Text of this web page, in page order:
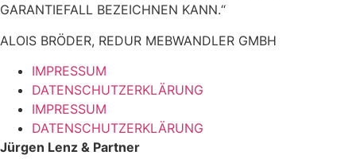
GARANTIEFALL BEZEICHNEN KANN.“
ALOIS BRÖDER, REDUR MEBWANDLER GMBH
IMPRESSUM
DATENSCHUTZERKLÄRUNG
IMPRESSUM
DATENSCHUTZERKLÄRUNG
Jürgen Lenz & Partner